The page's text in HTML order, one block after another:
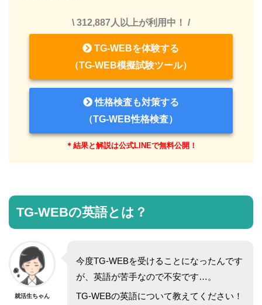
\ 312,887人以上が利用中！ /
TG-WEBを体験する
（TG-WEB模擬試験ツール）
性格検査も対策する
（TG-WEB性格検査）
＊結果と解説は公式LINEで無料公開！
TG-WEBの英語とは？
就活生ちゃん
今度TG-WEBを受けることになったんです
が、英語が苦手なので不安です…。
TG-WEBの英語について教えてください！